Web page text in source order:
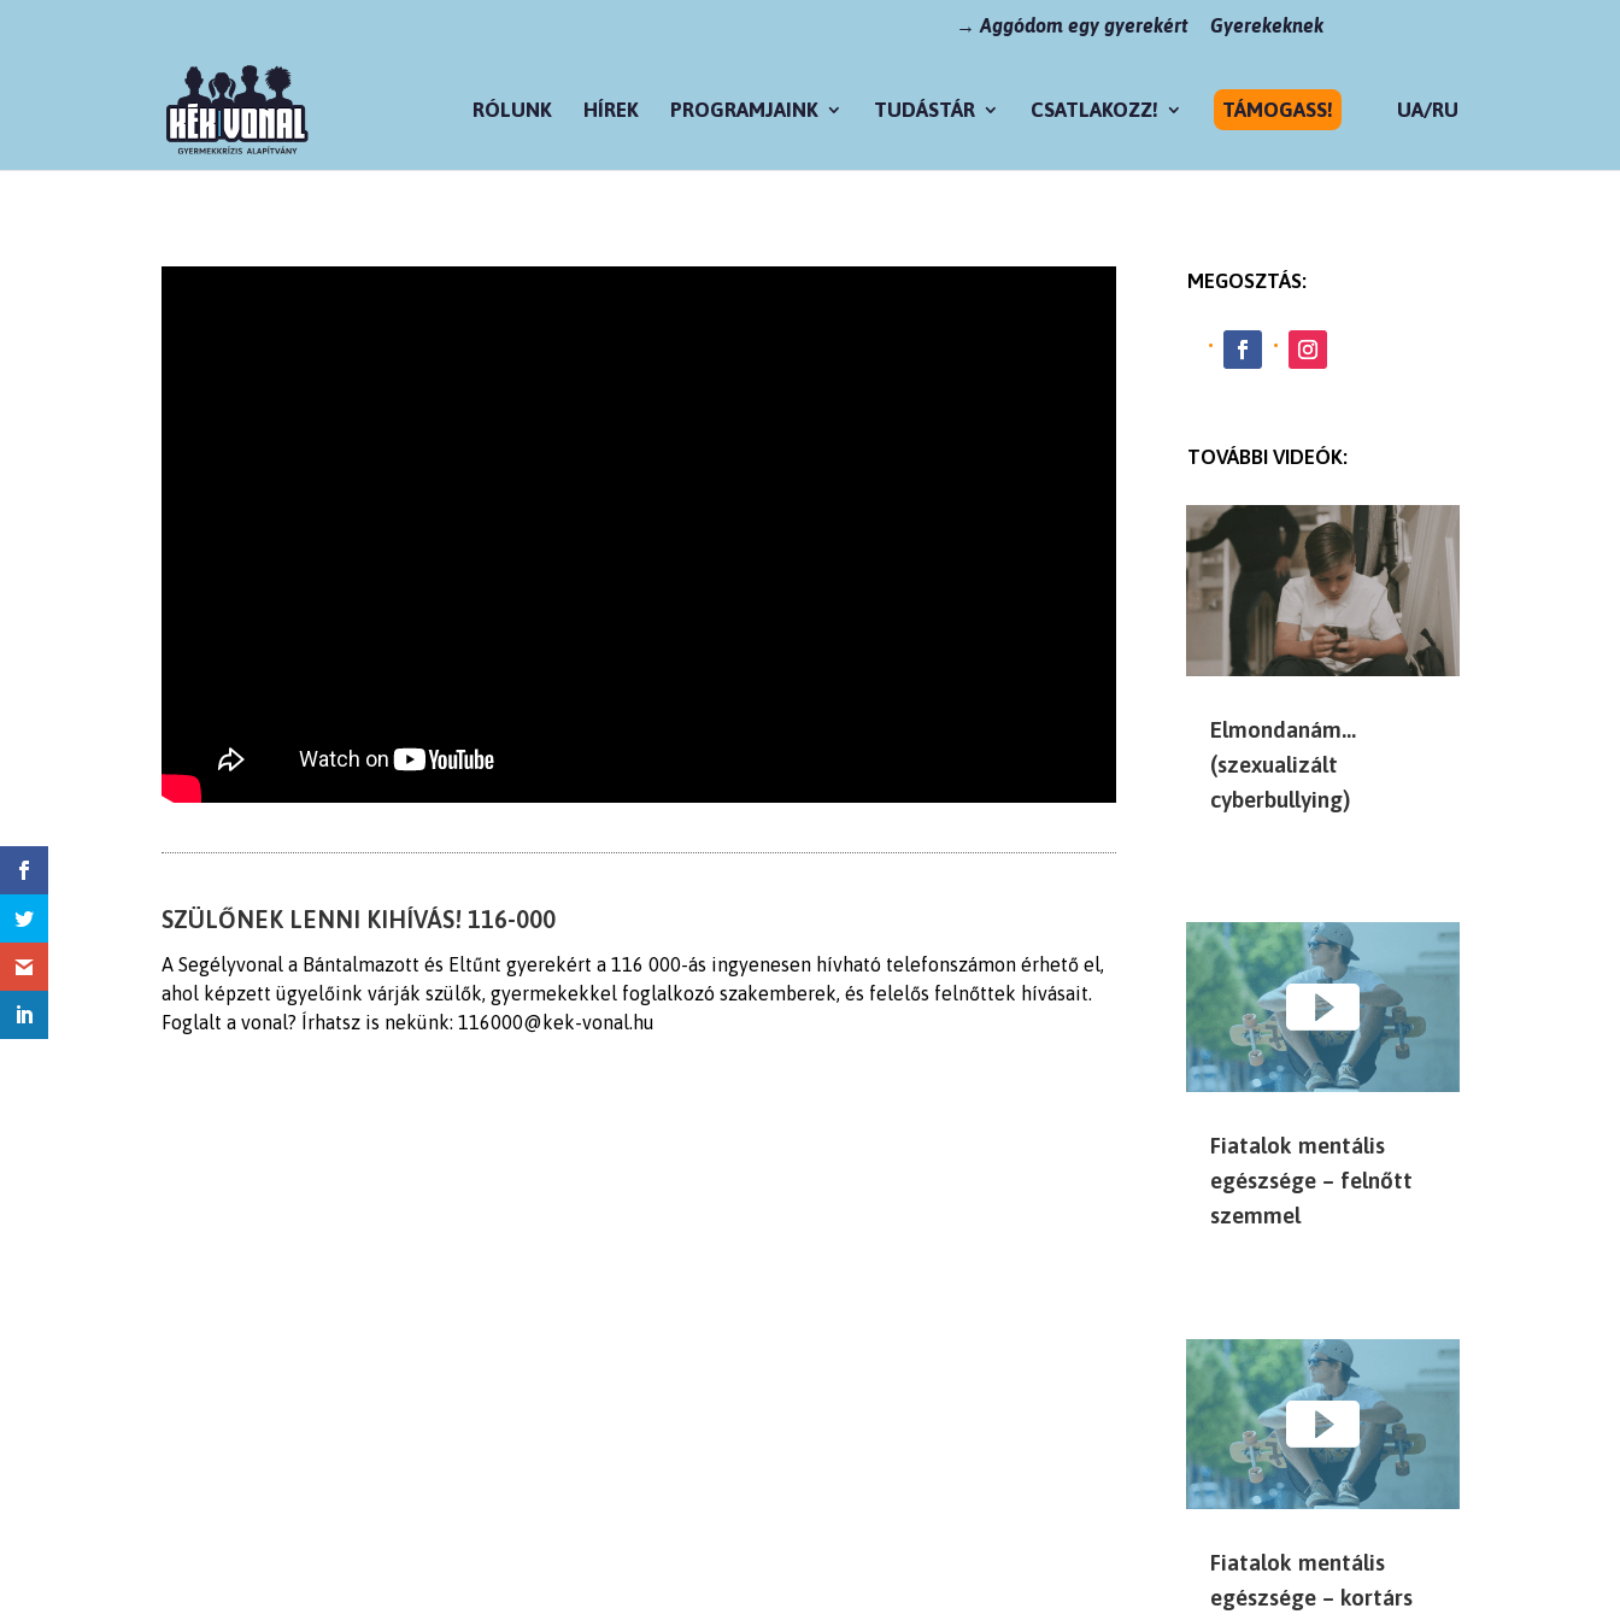
→ Aggódom egy gyerekért Gyerekeknek
RÓLUNK HÍREK PROGRAMJAINK TUDÁSTÁR CSATLAKOZZ! TÁMOGASS! UA/RU
SZÜLŐNEK LENNI KIHÍVÁS! 116-000
A Segélyvonal a Bántalmazott és Eltűnt gyerekért a 116 000-ás ingyenesen hívható telefonszámon érhető el,
ahol képzett ügyelőink várják szülők, gyermekekkel foglalkozó szakemberek, és felelős felnőttek hívásait.
Foglalt a vonal? Írhatsz is nekünk: 116000@kek-vonal.hu
MEGOSZTÁS:
TOVÁBBI VIDEÓK:
Elmondanám…
(szexualizált
cyberbullying)
Fiatalok mentális
egészsége – felnőtt
szemmel
Fiatalok mentális
egészsége – kortárs